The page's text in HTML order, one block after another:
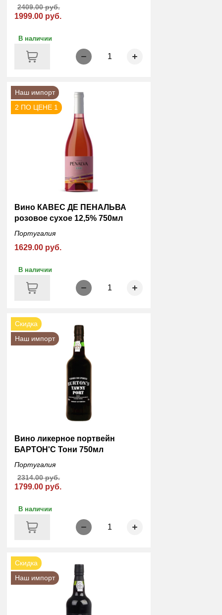
1999.00 руб.
2409.00 руб.
В наличии
1
Наш импорт
2 ПО ЦЕНЕ 1
Вино КАВЕС ДЕ ПЕНАЛЬВА
розовое сухое 12,5% 750мл
Португалия
1629.00 руб.
В наличии
1
Скидка
Наш импорт
Вино ликерное портвейн
БАРТОН'С Тони 750мл
Португалия
1799.00 руб.
2314.00 руб.
В наличии
1
Скидка
Наш импорт